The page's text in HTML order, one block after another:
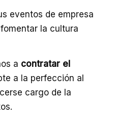
eventos de empresa
la cultura
a contratar el
a la perfección al
cargo de la